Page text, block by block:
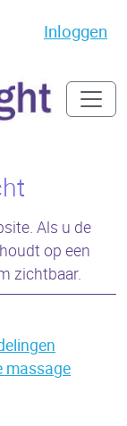
Inloggen
Als u de
op een
zichtbaar.
massage